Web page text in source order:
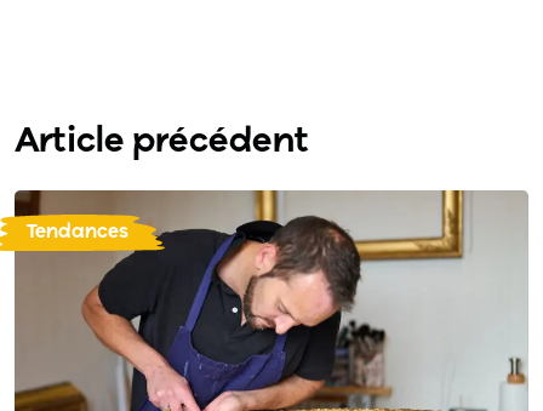
Article précédent
Tendances